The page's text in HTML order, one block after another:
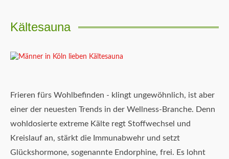
Kältesauna
Frieren fürs Wohlbefinden - klingt ungewöhnlich, ist aber
einer der neuesten Trends in der Wellness-Branche. Denn
wohldosierte extreme Kälte regt Stoffwechsel und
Kreislauf an, stärkt die Immunabwehr und setzt
Glückshormone, sogenannte Endorphine, frei. Es lohnt